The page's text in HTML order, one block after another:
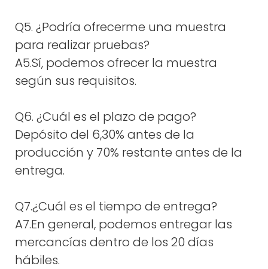
Q5. ¿Podría ofrecerme una muestra
para realizar pruebas?
A5.Sí, podemos ofrecer la muestra
según sus requisitos.
Q6. ¿Cuál es el plazo de pago?
Depósito del 6,30% antes de la
producción y 70% restante antes de la
entrega.
Q7.¿Cuál es el tiempo de entrega?
A7.En general, podemos entregar las
mercancías dentro de los 20 días
hábiles.